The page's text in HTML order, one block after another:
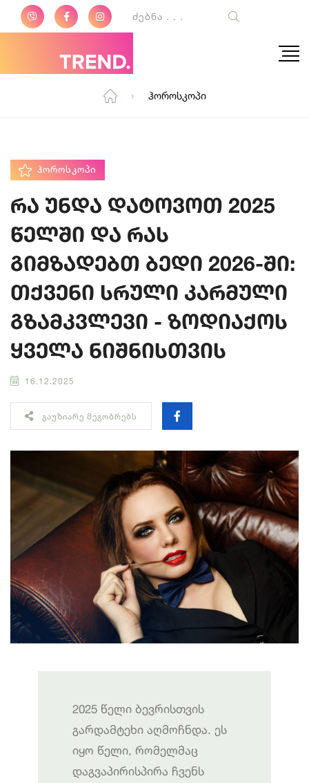
Ჰოროსკოპი
ᲰᲝᲠᲝᲡᲙᲝᲞᲘ
რა უნდა დატოვოთ 2025
წელში და რას
გიმზადებთ ბედი 2026-ში:
თქვენი სრული კარმული
გზამკვლევი - ზოდიაქოს
ყველა ნიშნისთვის
16.12.2025
ᲒᲐᲣᲖᲘᲐᲠᲔ ᲛᲔᲒᲝᲑᲠᲔᲑᲡ
2025 წელი ბევრისთვის
გარდამტეხი აღმოჩნდა. ეს
იყო წელი, რომელმაც
დაგვაპირისპირა ჩვენს